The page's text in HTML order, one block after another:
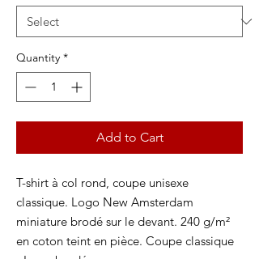
Quantity *
Add to Cart
T-shirt à col rond, coupe unisexe
classique. Logo New Amsterdam
miniature brodé sur le devant. 240 g/m²
en coton teint en pièce. Coupe classique